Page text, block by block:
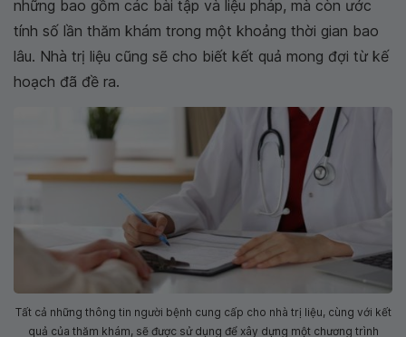
những bao gồm các bài tập và liệu pháp, mà còn ước
tính số lần thăm khám trong một khoảng thời gian bao
lâu. Nhà trị liệu cũng sẽ cho biết kết quả mong đợi từ kế
hoạch đã đề ra.
Tất cả những thông tin người bệnh cung cấp cho nhà trị liệu, cùng với kết
quả của thăm khám, sẽ được sử dụng để xây dựng một chương trình